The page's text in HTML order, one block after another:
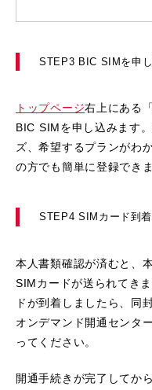
STEP3 BIC SIMを申
トップページ右上にある
BIC SIMを申し込みます
ズ、希望するプランがわ
の方でも簡単に登録できま
STEP4 SIMカード到
本人書類確認が済むと、
SIMカードが送られてき
ドが到着しましたら、同
オンデマンド開通センタ
ってください。
開通手続きが完了してか